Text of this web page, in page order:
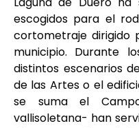
escogidos para el
cortometraje dirigido
municipio. Durante
distintos escenarios
de las Artes o el
se suma el
vallisoletana- han